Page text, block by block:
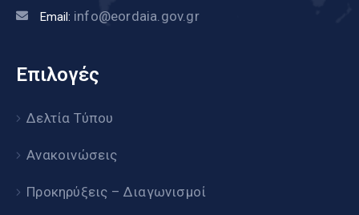
Email: info@eordaia.gov.gr
Επιλογές
Δελτία Τύπου
Ανακοινώσεις
Προκηρύξεις – Διαγωνισμοί